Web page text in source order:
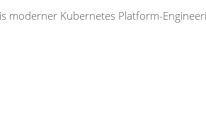
moderner Kubernetes Platform-